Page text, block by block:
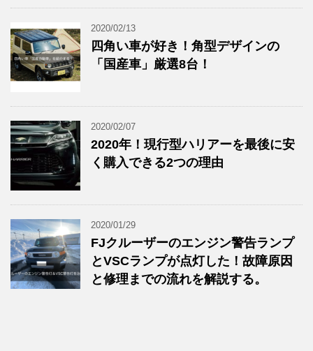
2020/02/13
四角い車が好き！角型デザインの
「国産車」厳選8台！
2020/02/07
2020年！現行型ハリアーを最後に安
く購入できる2つの理由
2020/01/29
FJクルーザーのエンジン警告ランプ
とVSCランプが点灯した！故障原因
と修理までの流れを解説する。